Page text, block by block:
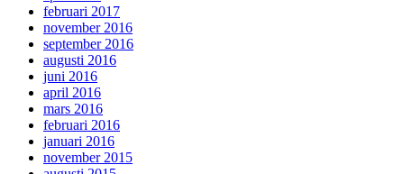
februari 2017
november 2016
september 2016
augusti 2016
juni 2016
april 2016
mars 2016
februari 2016
januari 2016
november 2015